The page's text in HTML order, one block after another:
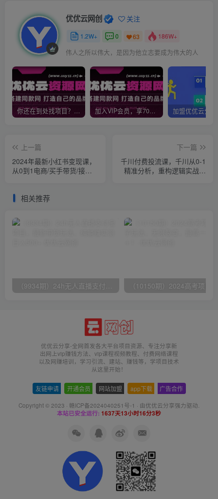
优优云网创 关注
1.2W+ 0 63 186W+
伟人之所以伟大，是因为他立志要成为伟大的人
你还在到处找项目？还在当韭菜？我靠网创资源站一个月收入5万+，曾经我也是个失败者。 加入VIP会员，享70%的推广提成，免费学习多种网上创业课程，菜鸟秒变大神！
上一篇
2024年最新小红书变现课，
从0到1电商/买手带货/接商
下一篇
千川付费投流课，千川从0-1
精准分析，重构逻辑实战训
相关推荐
优优云分享-全网首发各大平台项目资源、专注分享新
出网上vip赚钱方法、vip课程视频教程、付费网络课程
以及网赚培训，学习引流、建站、赚钱等，学项目技术
从这里开始！
友链申请 开通会员 网站加盟 app下载 广告合作
Copyright © 2023 · 赣ICP备2024040251号-1 · 由优优云分享强力驱动.
本站已安全运行: 1637天13小时16分3秒